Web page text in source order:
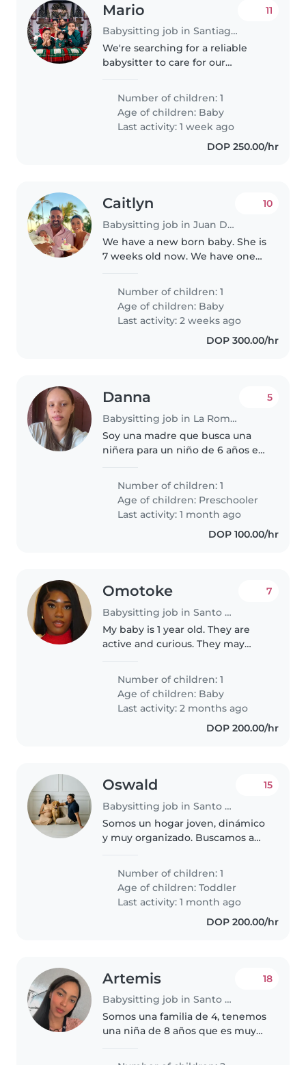
Mario
Babysitting job in Santiago de los Caballeros
11
We're searching for a reliable
babysitter to care for our
little one is always curious and
full of energy, so we'd love
someone who can keep up with..
Number of children: 1
Age of children: Baby
Last activity: 1 week ago
DOP 250.00/hr
Caitlyn
Babysitting job in Juan Dolio
10
We have a new born baby. She is
7 weeks old now. We have one
so she is short and fat and very
lazy. She is very affectionate. Our
dog is kennel trained..
Number of children: 1
Age of children: Baby
Last activity: 2 weeks ago
DOP 300.00/hr
Danna
Babysitting job in La Romana
5
Soy una madre que busca una
niñera para un niño de 6 años en
papa. Es un niño súper
inteligente , cariño solo que
tiene problemas de audición.
Que la..
Number of children: 1
Age of children: Preschooler
Last activity: 1 month ago
DOP 100.00/hr
Omotoke
Babysitting job in Santo Domingo Este
7
My baby is 1 year old. They are
active and curious. They may
naps and can be comforted with
gentle soothing, songs, or
cuddles. We are looking for
someone..
Number of children: 1
Age of children: Baby
Last activity: 2 months ago
DOP 200.00/hr
Oswald
Babysitting job in Santo Domingo
15
Somos un hogar joven, dinámico
y muy organizado. Buscamos a
mantener la limpieza impecable
y liderar una cocina saludable (3..
Number of children: 1
Age of children:Toddler
Last activity: 1 month ago
DOP 200.00/hr
Artemis
Babysitting job in Santo Domingo Este
18
Somos una familia de 4, tenemos
una niña de 8 años que es muy
necesita tanto cuidado ya que